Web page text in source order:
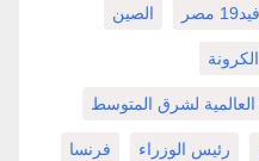
الصين
الكرونة
لشرق المتوسط
رئيس الوزراء فرنسا